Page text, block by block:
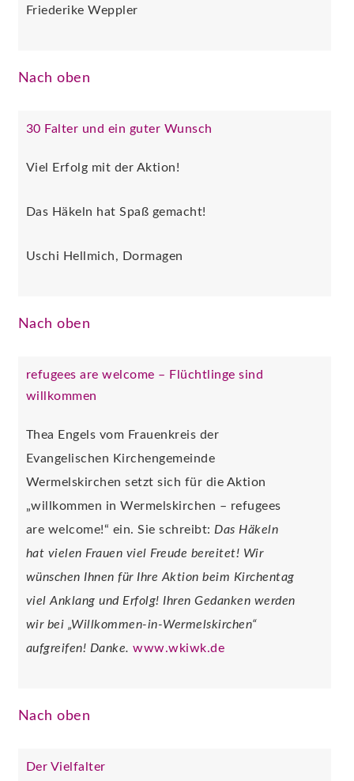
Friederike Weppler
Nach oben
30 Falter und ein guter Wunsch
Viel Erfolg mit der Aktion!
Das Häkeln hat Spaß gemacht!
Uschi Hellmich, Dormagen
Nach oben
refugees are welcome – Flüchtlinge sind
willkommen
Thea Engels vom Frauenkreis der
Evangelischen Kirchengemeinde
Wermelskirchen setzt sich für die Aktion
„willkommen in Wermelskirchen – refugees
are welcome!“ ein. Sie schreibt: Das Häkeln
hat vielen Frauen viel Freude bereitet! Wir
wünschen Ihnen für Ihre Aktion beim Kirchentag
viel Anklang und Erfolg! Ihren Gedanken werden
wir bei „Willkommen-in-Wermelskirchen“
aufgreifen! Danke. www.wkiwk.de
Nach oben
Der Vielfalter